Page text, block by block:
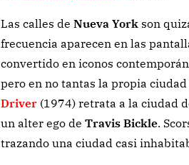
Las calles de Nueva Yorkson
frecuencia aparecen en las
convertido en iconos
pero en no tantas la propia
Driver(1974) retrata a la ciudad
un alter ego de Travis Bickle.
trazando una ciudad casi